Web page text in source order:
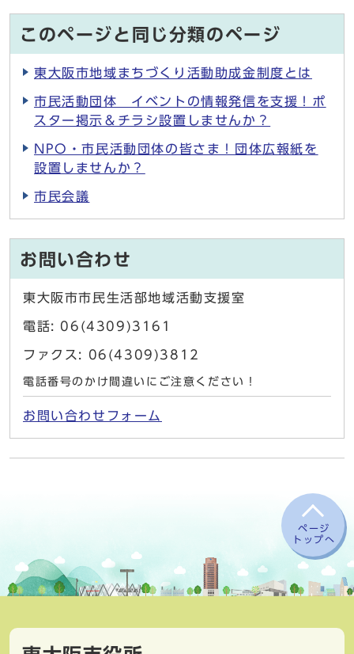
このページと同じ分類のページ
東大阪市地域まちづくり活動助成金制度とは
市民活動団体 イベントの情報発信を支援！ポ
スター掲示＆チラシ設置しませんか？
NPO・市民活動団体の皆さま！団体広報紙を
設置しませんか？
市民会議
お問い合わせ
東大阪市市民生活部地域活動支援室
電話: 06(4309)3161
ファクス: 06(4309)3812
電話番号のかけ間違いにご注意ください！
お問い合わせフォーム
ページ
トップへ